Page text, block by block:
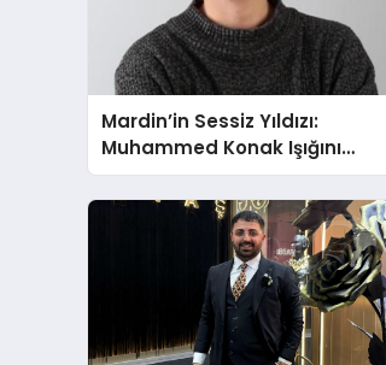
Mardin’in Sessiz Yıldızı:
Muhammed Konak Işığını
Ekranlara Taşıyor